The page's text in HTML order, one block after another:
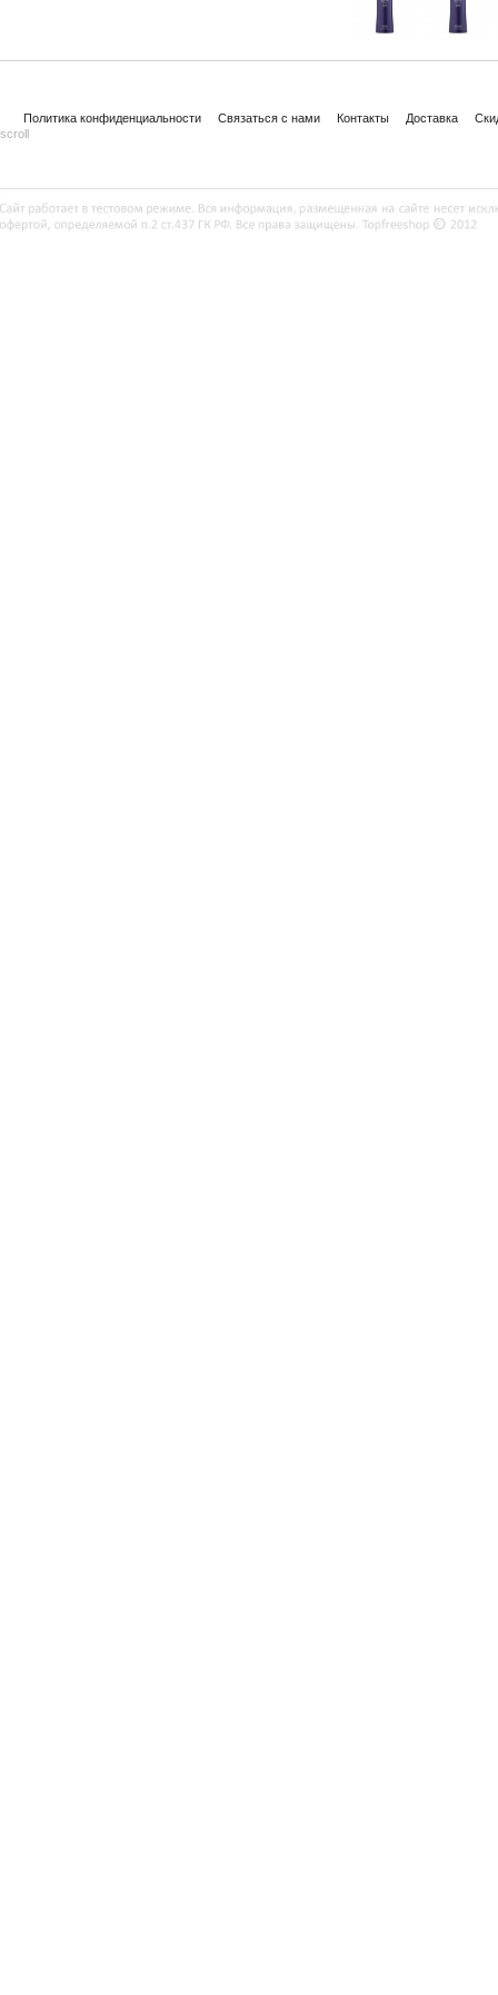
Политика конфиденциальности Связаться с нами Контакты Доставка
scroll